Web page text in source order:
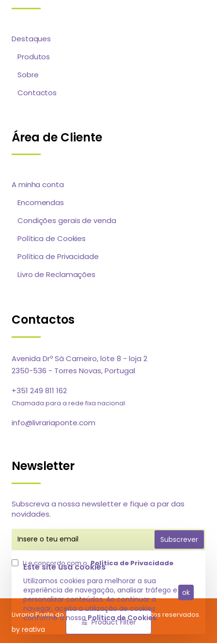
Este site usa cookies
Utilizamos cookies para melhorar a sua
experiência de navegação, analisar tráfego e
personalizar conteúdos. Ao continuar a
navegar, aceita a utilização de cookies
conforme a nossaPolítica de Cookies.
ok
Destaques
Produtos
Sobre
Contactos
Área de Cliente
A minha conta
Encomendas
Condições gerais de venda
Política de Cookies
Política de Privacidade
Livro de Reclamações
Contactos
Avenida Drº Sá Carneiro, lote 8 - loja 2
2350-536 - Torres Novas, Portugal
+351 249 811 162
Chamada para a rede fixa nacional
info@livrariaponte.com
Newsletter
Subscreva a nossa newsletter e fique a par das
novidades.
Insere
teu
email
Subscrever
Li e concordo com o Política de Privacidade
Livraria Ponte do Raro @ 2025 Todos os direitos reservados.
by reativa
Product Filter